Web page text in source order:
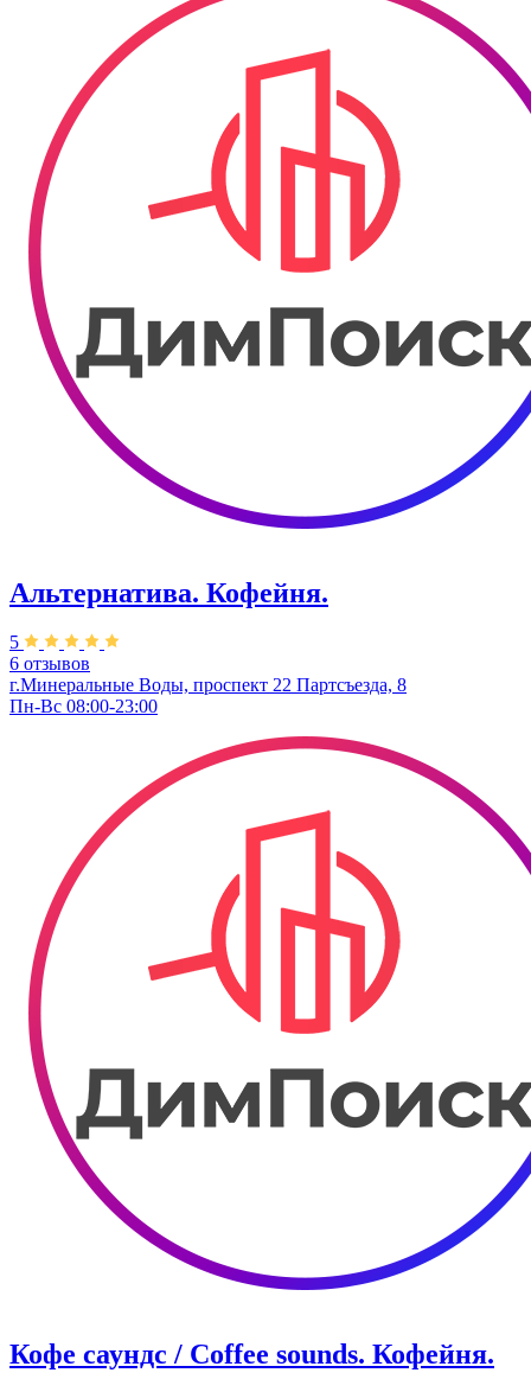
Альтернатива. Кофейня.
5
6 отзывов
г.Минеральные Воды, проспект 22 Партсъезда, 8
Пн-Вс 08:00-23:00
Кофе саундс / Coffee sounds. Кофейня.